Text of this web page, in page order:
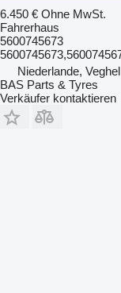
6.450 € Ohne MwSt.
Fahrerhaus
5600745673
Niederlande, Veghel
BAS Parts & Tyres
Verkäufer kontaktieren